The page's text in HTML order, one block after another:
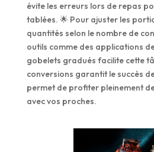
évite les erreurs lors de repas
tablées. 🌟 Pour ajuster les
quantités selon le nombre de
outils comme des applications
gobelets gradués facilite cette
conversions garantit le succès
permet de profiter pleinement
avec vos proches.